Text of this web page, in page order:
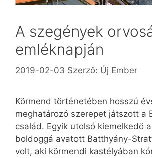
A szegények
emléknapján
2019-02-03 Szerző: Új Ember
Körmend történetében hosszú
meghatározó szerepet játszott a
család. Egyik utolsó kiemelkedő
boldoggá avatott Batthyány-
volt, aki körmendi kastélyában